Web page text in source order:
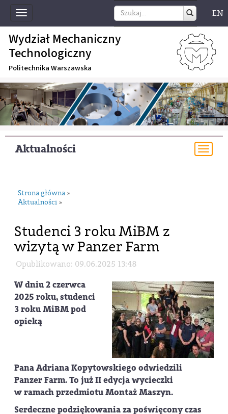
Toggle
navigation
EN
Wydział Mechaniczny
Technologiczny
Politechnika Warszawska
Aktualności
Strona główna »
Aktualności »
Studenci 3 roku MiBM z
wizytą w Panzer Farm
Opublikowano: 09.06.2025 13:48
W dniu 2 czerwca
2025 roku, studenci
3 roku MiBM pod
opieką
Pana Adriana Kopytowskiego odwiedzili
Panzer Farm. To już II edycja wycieczki
w ramach przedmiotu Montaż Maszyn.
Serdeczne podziękowania za poświęcony czas